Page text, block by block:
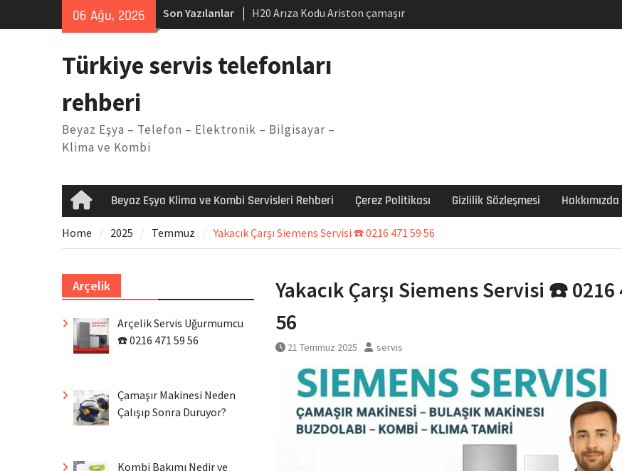
06 Ağu, 2026 Son Yazılanlar
H20 Arıza Kodu Ariston çamaşır
makinesi Sorunu
Arçelik buzdolabı F5 Hatası Çözüm
Ferroli klima E3 Arızası Çözümü
Türkiye servis telefonları
rehberi
Beyaz Eşya – Telefon – Elektronik – Bilgisayar –
Klima ve Kombi
HomeBeyaz Eşya Klima ve Kombi Servisleri Rehberi Çerez Politikası Gizlilik Sözleşmesi Hakkımızda
Home 2025 Temmuz Yakacık Çarşı Siemens Servisi ☎️ 0216 471 59 56
Yakacık Çarşı Siemens Servisi ☎️ 0216
56
21 Temmuz 2025 servis
Arçelik
Arçelik Servis Uğurmumcu
☎️ 0216 471 59 56
Çamaşır Makinesi Neden
Çalışıp Sonra Duruyor?
Kombi Bakımı Nedir ve